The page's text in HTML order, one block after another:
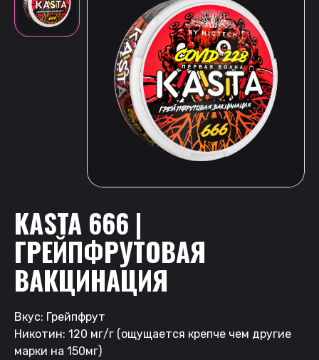
KASTA 666 |
ГРЕЙПФРУТОВАЯ
ВАКЦИНАЦИЯ
Вкус: Грейпфрут
Никотин: 120 мг/г (ощущается крепче чем другие
марки на 150мг)